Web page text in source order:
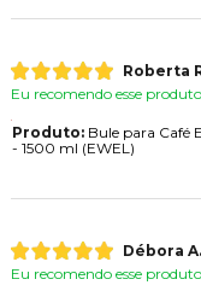
Roberta
Eu recomendo esse produto.
Produto:Bule para Café
- 1500 ml (EWEL)
Débora A.
Eu recomendo esse